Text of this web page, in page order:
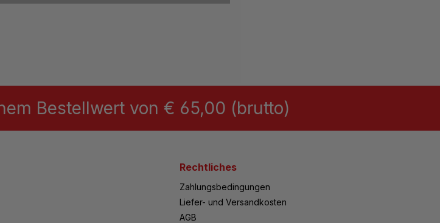
Bestellwert von € 65,00 (brutto)
Rechtliches
Zahlungsbedingungen
Liefer- und Versandkosten
AGB